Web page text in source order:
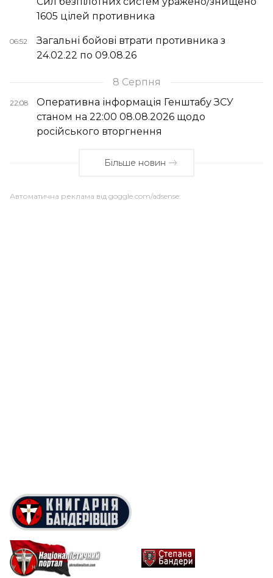
1605 цілей противника
06:52
Загальні бойові втрати противника з
24.02.22 по 09.08.26
8 Серпня
22:08
Оперативна інформація Генштабу ЗСУ
станом на 22:00 08.08.2026 щодо
російського вторгнення
Більше новин
Автоматична реклама від goggle.com/adsense: